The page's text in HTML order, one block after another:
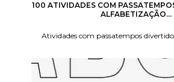
100 ATIVIDADES COM
ALFABETIZAÇÃO...
Atividades com passatempos